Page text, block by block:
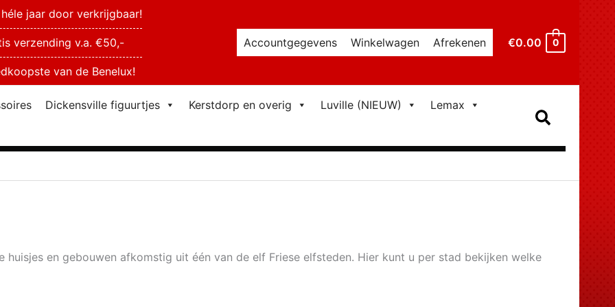
jaar door verkrijgbaar!
verzending v.a. €50,-
van de Benelux!
Accountgegevens Winkelwagen Afrekenen €0.00 0
Dickensville figuurtjes Kerstdorp en overig Luville (NIEUW)
Lemax
Zoeken
en gebouwen afkomstig uit één van de elf Friese elfsteden. Hier kunt u per stad bekijken welke